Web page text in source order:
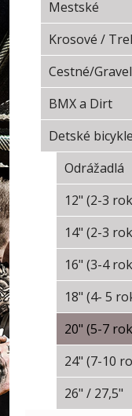
Mestské
Krosové /
Cestné/Gravel
BMX a Dirt
Detské bicykle
Odrážadlá
12" (2-3
14" (2-3
16" (3-4
18" (4- 5
20" (5-7
24" (7-10
26" / 27,5"